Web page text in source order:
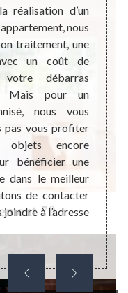
79
réalisation d’un
nous
traitement, une
un coût de
débarras
Mais pour un
nous vous
pas vous profiter
encore
bénéficier une
dans le meilleur
de contacter
à l’adresse
très
pas
lieu